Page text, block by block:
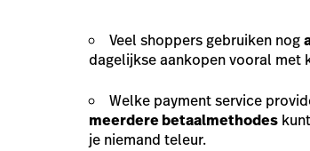
Veel shoppers gebruiken nog
dagelijkse aankopen vooral
Welke payment service
meerdere betaalmethodes
je niemand teleur.